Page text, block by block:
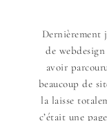
Dernièrement
de
avoir
beaucoup de
la laisse
c’était une